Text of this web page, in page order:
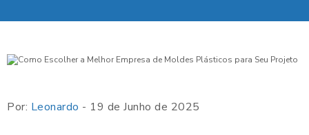
Por: Leonardo - 19 de Junho de 2025